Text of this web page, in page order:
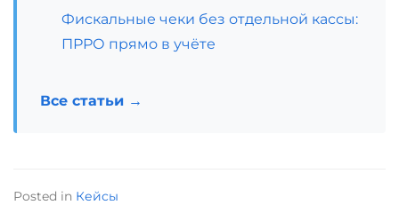
Фискальные чеки без отдельной кассы:
ПРРО прямо в учёте
Все статьи →
Posted in Кейсы